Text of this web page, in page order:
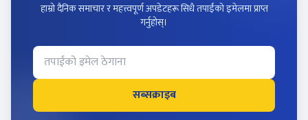
हाम्रो दैनिक समाचार र महत्त्वपूर्ण अपडेटहरू सिधै तपाईंको इमेलमा प्राप्त
गर्नुहोस्।
सब्सक्राइब